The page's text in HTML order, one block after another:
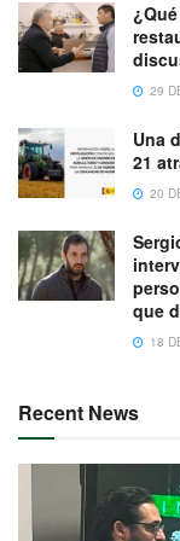
29
Una
21
20
que
18
Recent News